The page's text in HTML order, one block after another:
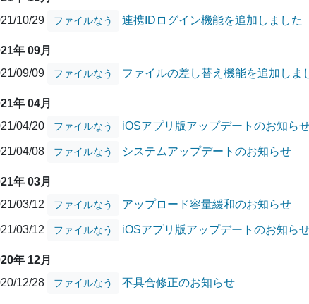
10/29
ファイルなう 連携IDログイン機能を追加しました
年 09月
09/09
ファイルなう ファイルの差し替え機能を追加しま
年 04月
04/20
ファイルなう iOSアプリ版アップデートのお知ら
04/08 ファイルなう システムアップデートのお知らせ
年 03月
03/12
ファイルなう アップロード容量緩和のお知らせ
03/12 ファイルなう iOSアプリ版アップデートのお知ら
年 12月
12/28
ファイルなう 不具合修正のお知らせ